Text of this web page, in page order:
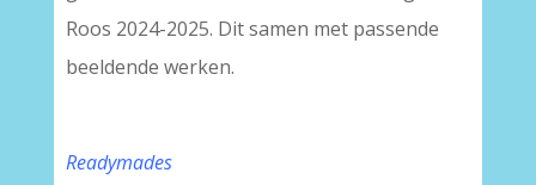
Roos 2024-2025. Dit samen met passende
beeldende werken.
Readymades